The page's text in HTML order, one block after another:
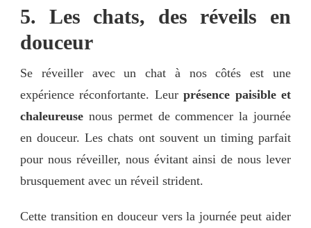
5. Les chats, des réveils en
douceur
Se réveiller avec un chat à nos côtés est une
expérience réconfortante. Leurprésence paisible et
chaleureuse nous permet de commencer la journée
en douceur. Les chats ont souvent un timing parfait
pour nous réveiller, nous évitant ainsi de nous lever
brusquement avec un réveil strident.
Cette transition en douceur vers la journée peut aider